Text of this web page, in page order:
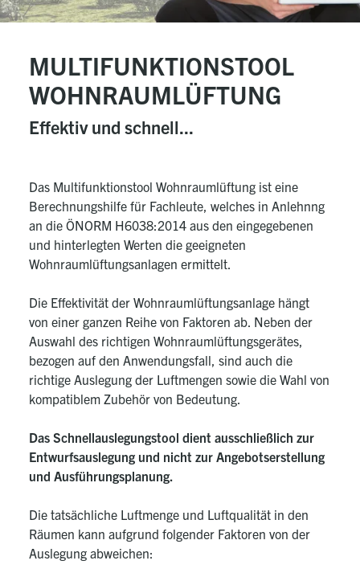
MULTIFUNKTIONSTOOL
WOHNRAUMLÜFTUNG
Effektiv und schnell...
Das Multifunktionstool Wohnraumlüftung ist eine
Berechnungshilfe für Fachleute, welches in Anlehnng
an die ÖNORM H6038:2014 aus den eingegebenen
und hinterlegten Werten die geeigneten
Wohnraumlüftungsanlagen ermittelt.
Die Effektivität der Wohnraumlüftungsanlage hängt
von einer ganzen Reihe von Faktoren ab. Neben der
Auswahl des richtigen Wohnraumlüftungsgerätes,
bezogen auf den Anwendungsfall, sind auch die
richtige Auslegung der Luftmengen sowie die Wahl von
kompatiblem Zubehör von Bedeutung.
Das Schnellauslegungstool dient ausschließlich zur
Entwurfsauslegung und nicht zur Angebotserstellung
und Ausführungsplanung.
Die tatsächliche Luftmenge und Luftqualität in den
Räumen kann aufgrund folgender Faktoren von der
Auslegung abweichen: